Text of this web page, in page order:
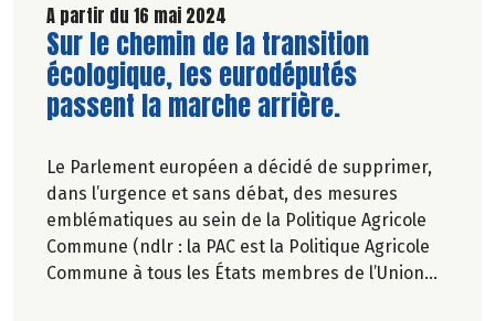
A partir du 16 mai 2024
Lire la suite de l'article
Sur le chemin de la transition
écologique, les eurodéputés
passent la marche arrière.
Le Parlement européen a décidé de supprimer,
dans l’urgence et sans débat, des mesures
emblématiques au sein de la Politique Agricole
Commune (ndlr : la PAC est la Politique Agricole
Commune à tous les États membres de l’Union